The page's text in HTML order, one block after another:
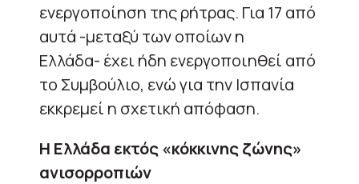
ενεργοποίηση της ρήτρας. Για 17 από
αυτά -μεταξύ των οποίων η
Ελλάδα- έχει ήδη ενεργοποιηθεί από
το Συμβούλιο, ενώ για την Ισπανία
εκκρεμεί η σχετική απόφαση.
Η Ελλάδα εκτός «κόκκινης ζώνης»
ανισορροπιών